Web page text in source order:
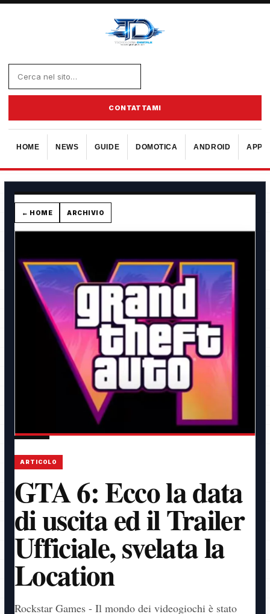
CONTATTAMI
HOME NEWS GUIDE DOMOTICA ANDROID
← HOME ARCHIVIO
ARTICOLO
GTA 6: Ecco la data
di uscita ed il Trailer
Ufficiale, svelata la
Location
Rockstar Games - Il mondo dei videogiochi è stato